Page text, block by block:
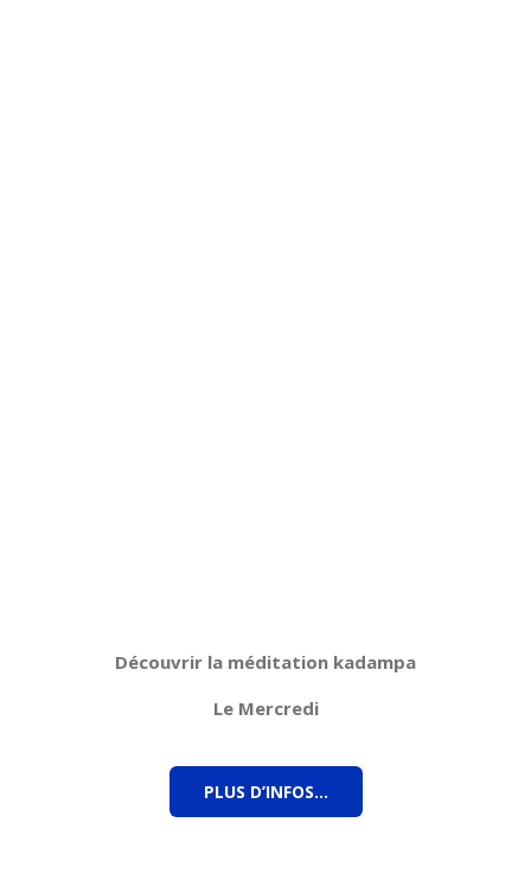
Découvrir la méditation kadampa
Le Mercredi
PLUS D’INFOS…